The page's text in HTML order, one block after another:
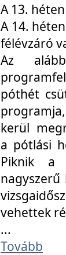
A 13.
A 14.
félévzáró
Az
póthét
kerül
a pótlási
Piknik a
vehettek
...
Tovább